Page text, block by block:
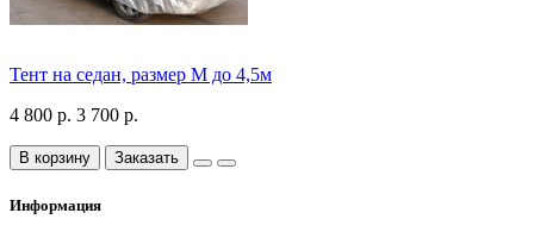
Тент на седан, размер М до 4,5м
4 800 р. 3 700 р.
В корзину Заказать
Информация